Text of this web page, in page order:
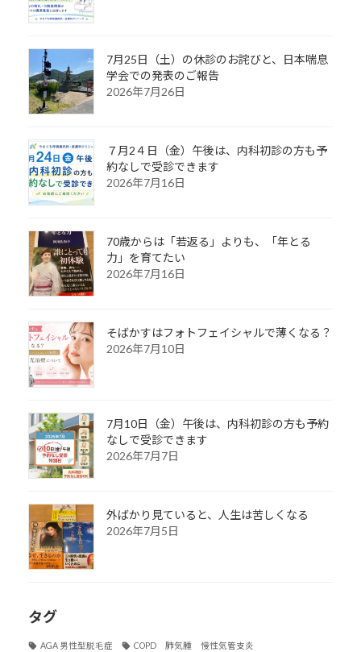
7月25日（土）の休診のお詫びと、日本喘息
学会での発表のご報告
2026年7月26日
７月2４日（金）午後は、内科初診の方も予
約なしで受診できます
2026年7月16日
70歳からは「若返る」よりも、「年とる
力」を育てたい
2026年7月16日
そばかすはフォトフェイシャルで薄くなる？
2026年7月10日
7月10日（金）午後は、内科初診の方も予約
なしで受診できます
2026年7月7日
外ばかり見ていると、人生は苦しくなる
2026年7月5日
タグ
AGA 男性型脱毛症 COPD 肺気腫 慢性気管支炎